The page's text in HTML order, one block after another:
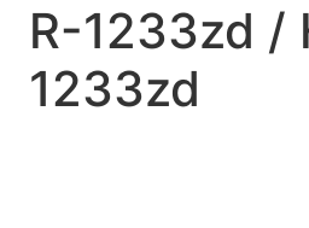
R-1233zd /
1233zd